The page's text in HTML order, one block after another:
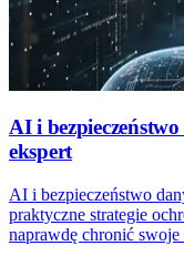
AI i
ekspert
AI i bezpieczeństwo
praktyczne strategie
naprawdę chronić swoje